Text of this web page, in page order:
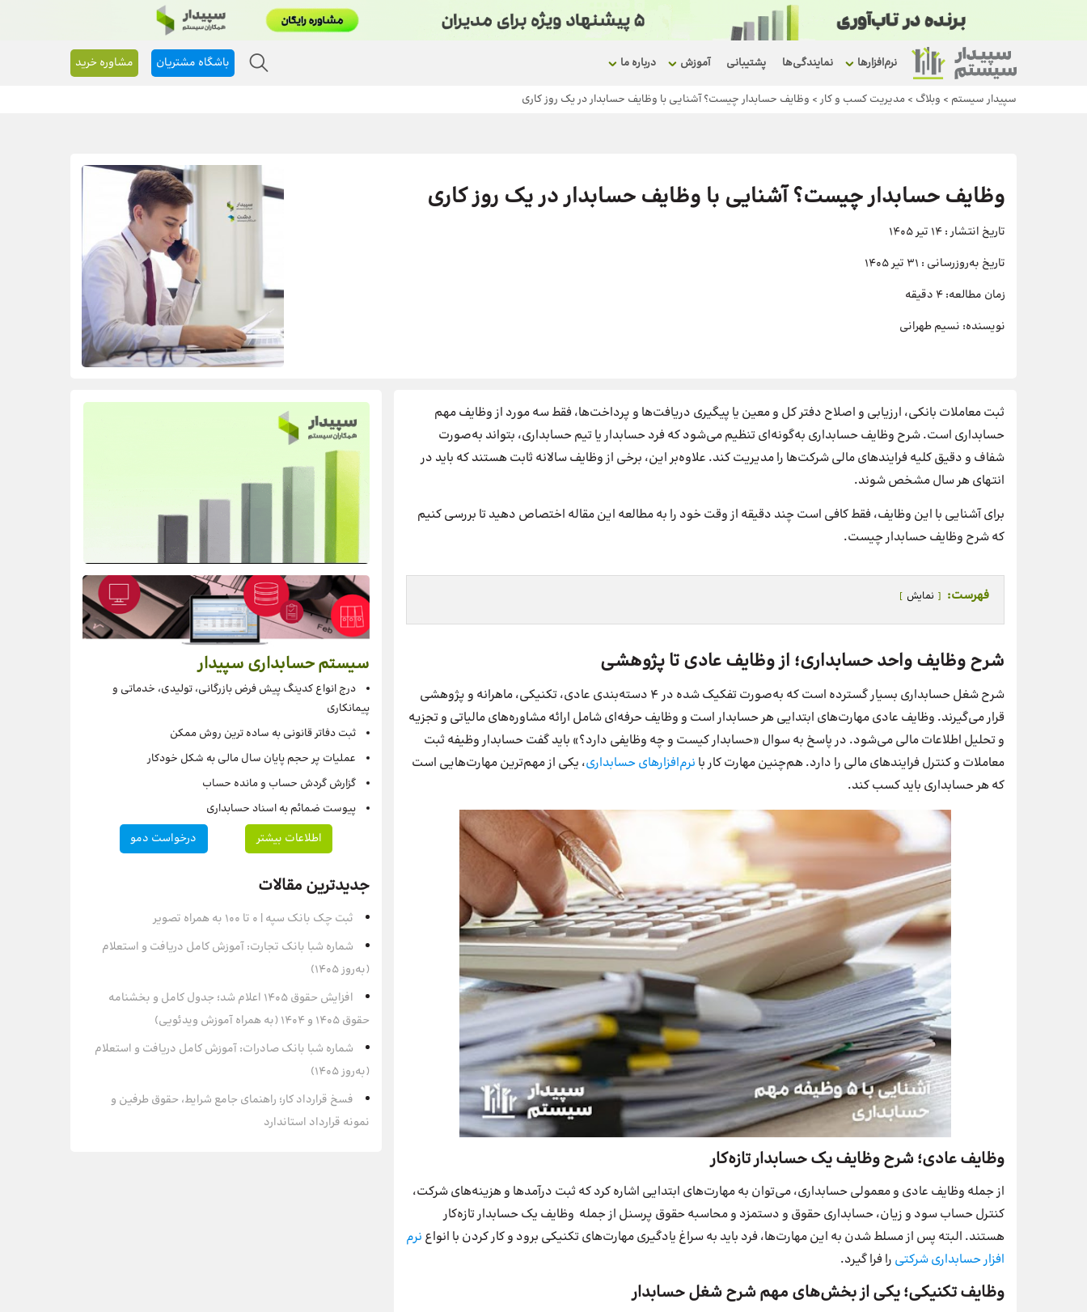
باشگاه مشتریان مشاوره خرید نرم‌افزارها نمایندگی‌ها پشتیبانی آموزش درباره ما
سپیدار سیستم > وبلاگ > مدیریت کسب و کار> وظایف حسابدار چیست؟ آشنایی با وظایف حسابدار در یک روز کاری
وظایف حسابدار چیست؟ آشنایی با وظایف حسابدار در یک روز کاری
تاریخ انتشار : 14 تیر 1405
تاریخ به‌روزرسانی : 31 تیر 1405
زمان مطالعه: 4 دقیقه
نویسنده: نسیم طهرانی
ثبت معاملات بانکی، ارزیابی و اصلاح دفتر کل و معین یا پیگیری دریافت‌ها و پرداخت‌ها، فقط سه مورد از وظایف مهم
حسابداری است. شرح وظایف حسابداری به‌گونه‌ای تنظیم می‌شود که فرد حسابدار یا تیم حسابداری، بتواند به‌صورت
شفاف و دقیق کلیه فرایندهای مالی شرکت‌ها را مدیریت کند. علاوه‌بر این، برخی از وظایف سالانه ثابت هستند که باید در
انتهای هر سال مشخص شوند.
برای آشنایی با این وظایف، فقط کافی است چند دقیقه از وقت خود را به مطالعه این مقاله اختصاص دهید تا بررسی کنیم
که شرح وظایف حسابدار چیست.
فهرست: نمایش
شرح وظایف واحد حسابداری؛ از وظایف عادی تا پژوهشی
شرح شغل حسابداری بسیار گسترده‌ است که به‌صورت تفکیک شده در 4 دسته‌بندی عادی، تکنیکی، ماهرانه و پژوهشی
قرار می‌گیرند. وظایف عادی مهارت‌های ابتدایی هر حسابدار است و وظایف حرفه‌ای شامل ارائه مشاوره‌های مالیاتی و تجزیه
و تحلیل اطلاعات مالی می‌شود. در پاسخ به سوال «حسابدار کیست و چه وظایفی دارد؟» باید گفت حسابدار وظیفه ثبت
معاملات و کنترل فرایندهای مالی را دارد. هم‌چنین مهارت کار با نرم‌افزارهای حسابداری، یکی از مهم‌ترین مهارت‌هایی است
که هر حسابداری باید کسب کند.
وظایف عادی؛ شرح وظایف یک حسابدار تازه‌کار
از جمله وظایف عادی و معمولی حسابداری، می‌توان به مهارت‌های ابتدایی اشاره کرد که ثبت درآمدها و هزینه‌های شرکت،
کنترل حساب سود و زیان، حسابداری حقوق و دستمزد و محاسبه حقوق پرسنل از جمله وظایف یک حسابدار تازه‌کار
هستند. البته پس از مسلط شدن به این مهارت‌ها، فرد باید به سراغ یادگیری مهارت‌های تکنیکی برود و کار کردن با انواع نرم
افزار حسابداری شرکتی را فرا گیرد.
وظایف تکنیکی؛ یکی از بخش‌های مهم شرح شغل حسابدار
سیستم حسابداری سپیدار
درج انواع کدینگ پیش فرض بازرگانی، تولیدی، خدماتی و
پیمانکاری
ثبت دفاتر قانونی به ساده ترین روش ممکن
عملیات پر حجم پایان سال مالی به شکل خودکار
گزارش گردش حساب و مانده حساب
پیوست ضمائم به اسناد حسابداری
اطلاعات بیشتر
درخواست دمو
جدیدترین مقالات
ثبت چک بانک سپه | ۰ تا ۱۰۰ به همراه تصویر
شماره شبا بانک تجارت: آموزش کامل دریافت و استعلام
(به‌روز ۱۴۰۵)
افزایش حقوق 1405 اعلام شد؛ جدول کامل و بخشنامه
حقوق 1405 و 1404 (به همراه آموزش ویدئویی)
شماره شبا بانک صادرات: آموزش کامل دریافت و استعلام
(به‌روز ۱۴۰۵)
فسخ قرارداد کار؛ راهنمای جامع شرایط، حقوق طرفین و
نمونه قرارداد استاندارد